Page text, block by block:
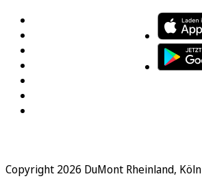
Copyright 2026 DuMont Rheinland, Köln